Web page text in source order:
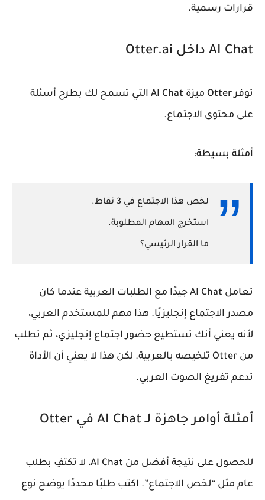
قرارات رسمية.
AI Chat داخل Otter.ai
توفر Otter ميزة AI Chat التي تسمح لك بطرح أسئلة
على محتوى الاجتماع.
أمثلة بسيطة:
لخص هذا الاجتماع في 3 نقاط.
استخرج المهام المطلوبة.
ما القرار الرئيسي؟
تعامل AI Chat جيدًا مع الطلبات العربية عندما كان
مصدر الاجتماع إنجليزيًا. هذا مهم للمستخدم العربي،
لأنه يعني أنك تستطيع حضور اجتماع إنجليزي، ثم تطلب
من Otter تلخيصه بالعربية. لكن هذا لا يعني أن الأداة
تدعم تفريغ الصوت العربي.
أمثلة أوامر جاهزة لـ AI Chat في Otter
للحصول على نتيجة أفضل من AI Chat، لا تكتفِ بطلب
عام مثل “لخص الاجتماع”. اكتب طلبًا محددًا يوضح نوع